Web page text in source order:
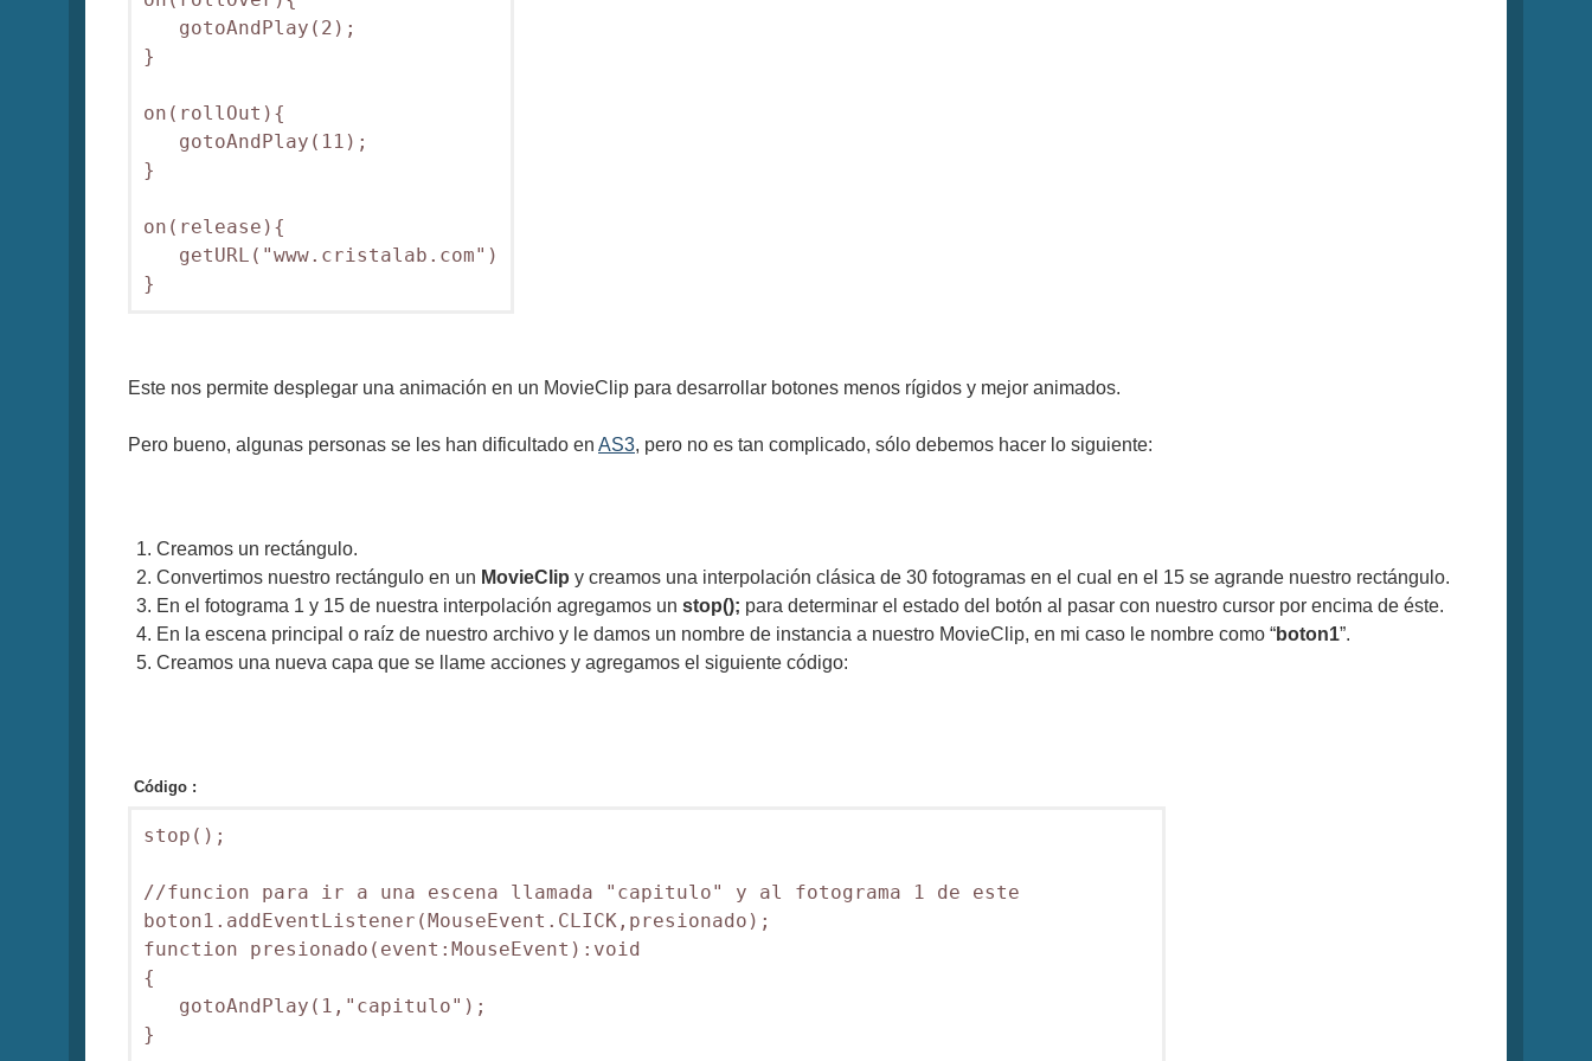
gotoAndPlay(2);
}
on(rollOut){
gotoAndPlay(11);
}
on(release){
getURL("www.cristalab.com")
Este nos permite desplegar una animación en un MovieClip para desarrollar botones menos rígidos y mejor animados.
Pero bueno, algunas personas se les han dificultado en AS3, pero no es tan complicado, sólo debemos hacer lo siguiente:
Creamos un rectángulo.
Convertimos nuestro rectángulo en un MovieClip y creamos una interpolación clásica de 30 fotogramas en el cual en el 15 se agrande nuestro rectángulo.
En el fotograma 1 y 15 de nuestra interpolación agregamos un stop(); para determinar el estado del botón al pasar con nuestro cursor por encima de éste.
En la escena principal o raíz de nuestro archivo y le damos un nombre de instancia a nuestro MovieClip, en mi caso le nombre como “boton1”.
Creamos una nueva capa que se llame acciones y agregamos el siguiente código:
Código :
stop();
//funcion para ir a una escena llamada "capitulo" y al fotograma 1 de este
boton1.addEventListener(MouseEvent.CLICK,presionado);
function presionado(event:MouseEvent):void
{
gotoAndPlay(1,"capitulo");
}